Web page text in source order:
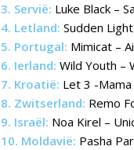
3. Servië: Luke Black –
4. Letland: Sudden
5. Portugal: Mimicat –
6. Ierland: Wild Youth –
7. Kroatië: Let 3 -Mama
8. Zwitserland: Remo
9. Israël: Noa Kirel –
10. Moldavië: Pasha